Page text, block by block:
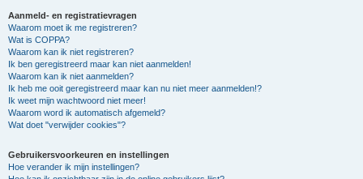
Aanmeld- en registratievragen
Waarom moet ik me registreren?
Wat is COPPA?
Waarom kan ik niet registreren?
Ik ben geregistreerd maar kan niet aanmelden!
Waarom kan ik niet aanmelden?
Ik heb me ooit geregistreerd maar kan nu niet meer aanmelden!?
Ik weet mijn wachtwoord niet meer!
Waarom word ik automatisch afgemeld?
Wat doet "verwijder cookies"?
Gebruikersvoorkeuren en instellingen
Hoe verander ik mijn instellingen?